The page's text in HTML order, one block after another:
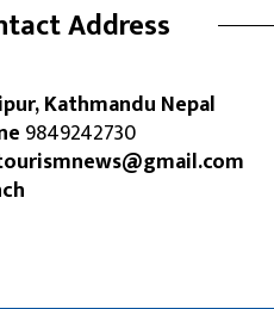
Address
Kathmandu Nepal
9849242730